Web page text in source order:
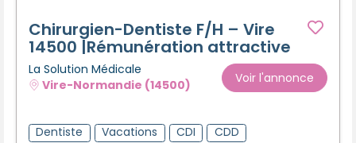
Chirurgien-Dentiste F/H – Vire
14500 |Rémunération attractive
La Solution Médicale
Vire-Normandie (14500)
Voir l'annonce
Dentiste Vacations CDI
CDD